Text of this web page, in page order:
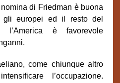
di Friedman è buona
gli europei ed il resto del
l’America è favorevole
come chiunque altro
l’occupazione.